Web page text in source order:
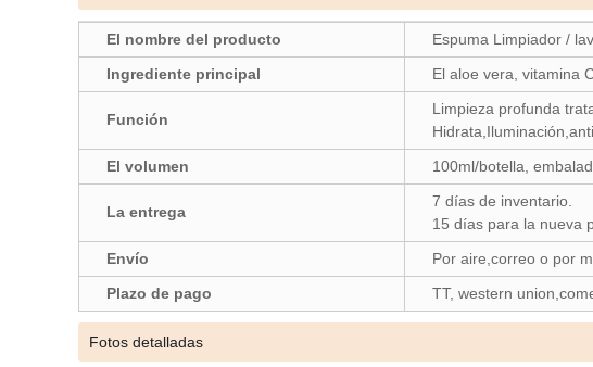
El nombre del producto
Espuma Limpiador /
Ingrediente principal
El aloe vera, vitamina
Función
Limpieza profunda
El volumen
100ml/botella,
La entrega
7 días de inventario.
15 días para la nueva
Envío
Por aire,correo o por
Plazo de pago
TT, western
Fotos detalladas